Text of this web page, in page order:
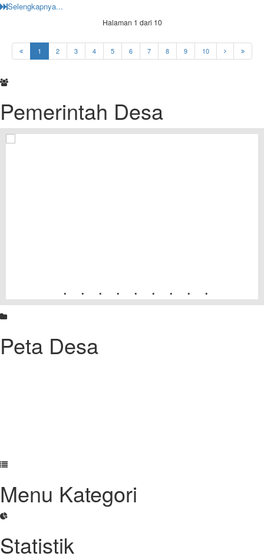
Selengkapnya...
Halaman 1 dari 10
1 2 3 4 5 6 7 8 9 10
Pemerintah Desa
• • • • • • • • •
Peta Desa
Menu Kategori
Statistik